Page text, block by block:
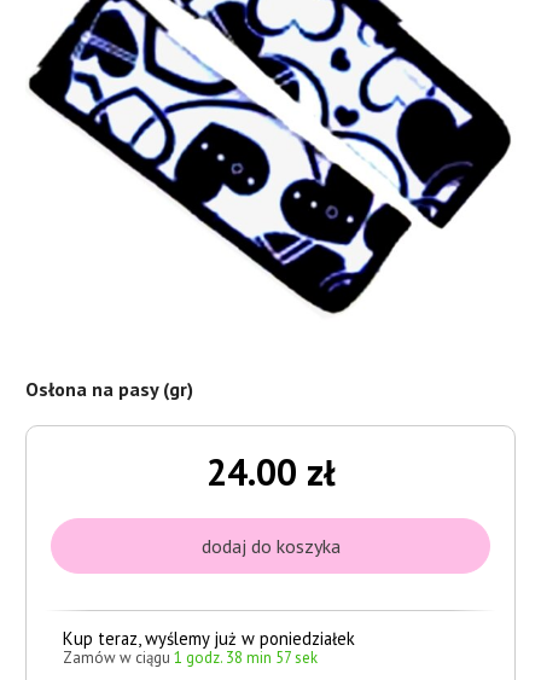
Osłona na pasy (gr)
24.00 zł
Kup teraz, wyślemy już w poniedziałek
Zamów w ciągu1 godz. 38 min 56 sek